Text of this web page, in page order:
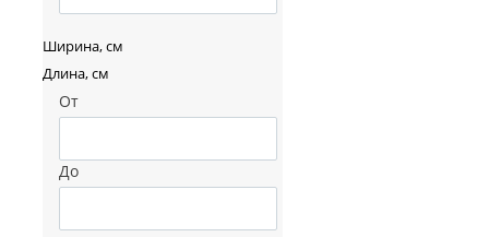
Ширина, см
Длина, см
От
До